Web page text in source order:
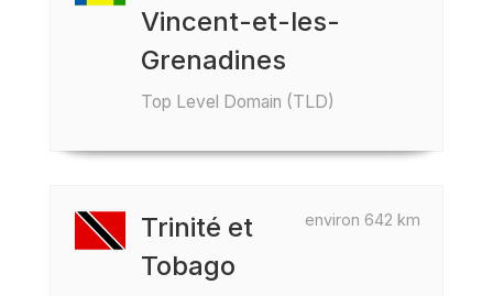
Vincent-et-les-
Grenadines
Top Level Domain (TLD)
environ 642 km
Trinité et
Tobago